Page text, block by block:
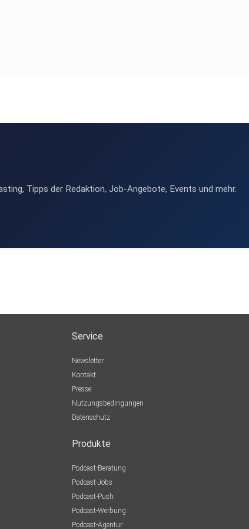
Tipps der Redaktion, Job-Angebote, Events und mehr.
Service
Newsletter
Kontakt
Presse
Nutzungsbedingungen
Datenschutz
Produkte
Podcast-Beratung
Podcast-Jobs
Podcast-Push
Podcast-Werbung
Podcast-Agentur